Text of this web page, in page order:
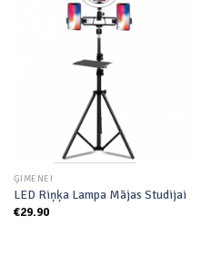
ĢIMENEI
LED Riņķa Lampa Mājas Studijai
€29.90